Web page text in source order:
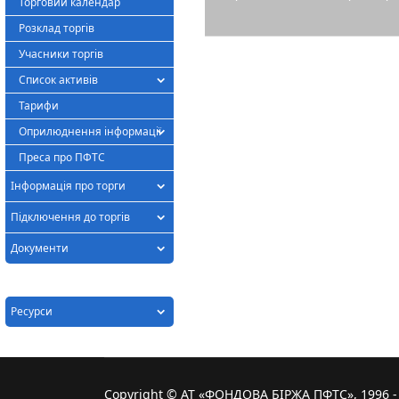
Розклад торгів
Учасники торгів
Список активів
Тарифи
Оприлюднення інформації
Преса про ПФТС
Інформація про торги
Підключення до торгів
Документи
Ресурси
Copyright © АТ «ФОНДОВА БІРЖА ПФТС», 1996 -